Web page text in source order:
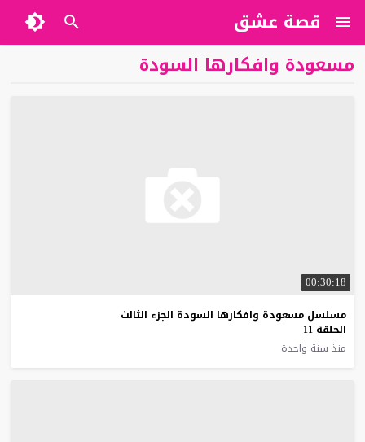
قصة عشق
مسعودة وافكارها السودة
00:30:18
مسلسل مسعودة وافكارها السودة الجزء الثالث
الحلقة 11
منذ سنة واحدة